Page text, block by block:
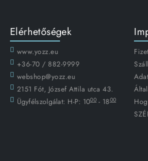
Elérhetőségek
www.yozz.eu
+36-70 / 882-9999
webshop@yozz.eu
2151 Fót, József Attila utca 43.
Ügyfélszolgálat: H-P: 1000 - 1800